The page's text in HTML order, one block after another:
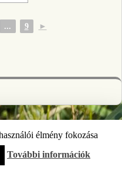
... 9 ►
élmény fokozása
További információk